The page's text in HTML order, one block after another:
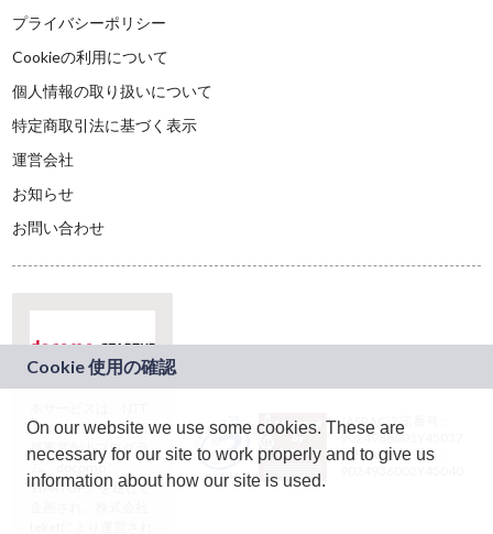
プライバシーポリシー
Cookieの利用について
個人情報の取り扱いについて
特定商取引法に基づく表示
運営会社
お知らせ
お問い合わせ
ドコモグループの新
規事業創出プログラ
ム「docomo
STARTUP」を通じて
JASRAC許諾番号：
9024936001Y45037
JASRAC許諾番号：
On our website we use some cookies. These are
necessary for our site to work properly and to give us
information about how our site is used.